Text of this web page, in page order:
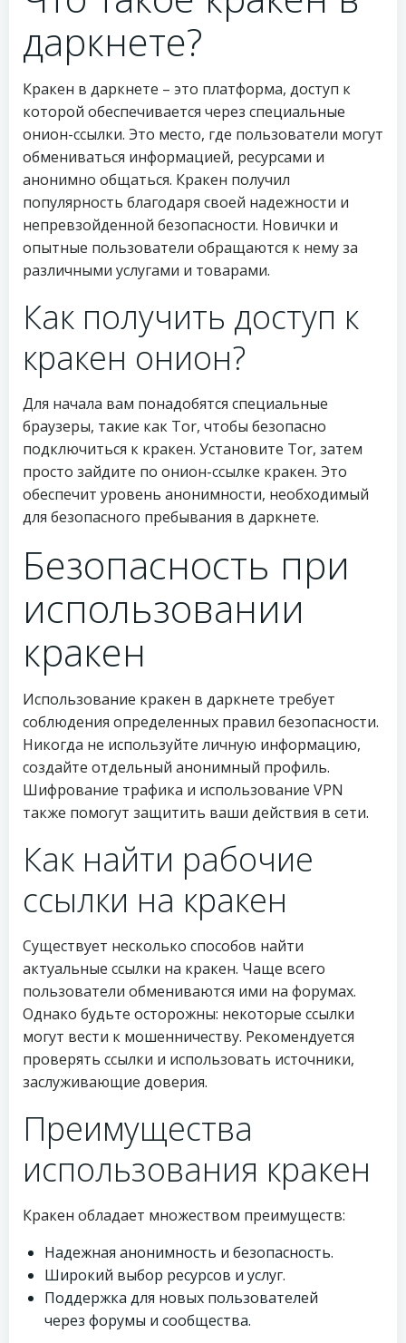
даркнете?
Кракен в даркнете – это платформа, доступ к
которой обеспечивается через специальные
онион-ссылки. Это место, где пользователи могут
обмениваться информацией, ресурсами и
анонимно общаться. Кракен получил
популярность благодаря своей надежности и
непревзойденной безопасности. Новички и
опытные пользователи обращаются к нему за
различными услугами и товарами.
Как получить доступ к
кракен онион?
Для начала вам понадобятся специальные
браузеры, такие как Tor, чтобы безопасно
подключиться к кракен. Установите Tor, затем
просто зайдите по онион-ссылке кракен. Это
обеспечит уровень анонимности, необходимый
для безопасного пребывания в даркнете.
Безопасность при
использовании
кракен
Использование кракен в даркнете требует
соблюдения определенных правил безопасности.
Никогда не используйте личную информацию,
создайте отдельный анонимный профиль.
Шифрование трафика и использование VPN
также помогут защитить ваши действия в сети.
Как найти рабочие
ссылки на кракен
Существует несколько способов найти
актуальные ссылки на кракен. Чаще всего
пользователи обмениваются ими на форумах.
Однако будьте осторожны: некоторые ссылки
могут вести к мошенничеству. Рекомендуется
проверять ссылки и использовать источники,
заслуживающие доверия.
Преимущества
использования кракен
Кракен обладает множеством преимуществ:
Надежная анонимность и безопасность.
Широкий выбор ресурсов и услуг.
Поддержка для новых пользователей
через форумы и сообщества.